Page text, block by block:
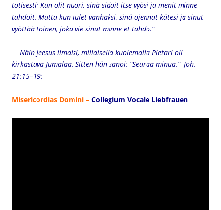
totisesti: Kun olit nuori, sinä sidoit itse vyösi ja menit minne
tahdoit. Mutta kun tulet vanhaksi, sinä ojennat kätesi ja sinut
vyöttää toinen, joka vie sinut minne et tahdo.”
Näin Jeesus ilmaisi, millaisella kuolemalla Pietari oli
kirkastava Jumalaa. Sitten hän sanoi: ”Seuraa minua.” Joh.
21:15–19:
Misericordias Domini – Collegium Vocale Liebfrauen